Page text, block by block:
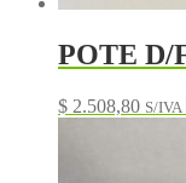
POTE D/
$ 2.508,80 S/IVA